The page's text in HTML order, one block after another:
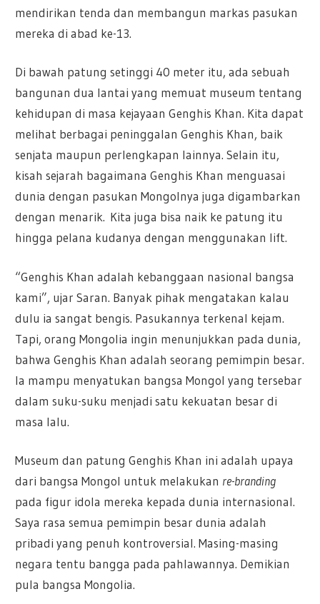
mendirikan tenda dan membangun markas pasukan
mereka di abad ke-13.
Di bawah patung setinggi 40 meter itu, ada sebuah
bangunan dua lantai yang memuat museum tentang
kehidupan di masa kejayaan Genghis Khan. Kita dapat
melihat berbagai peninggalan Genghis Khan, baik
senjata maupun perlengkapan lainnya. Selain itu,
kisah sejarah bagaimana Genghis Khan menguasai
dunia dengan pasukan Mongolnya juga digambarkan
dengan menarik. Kita juga bisa naik ke patung itu
hingga pelana kudanya dengan menggunakan lift.
“Genghis Khan adalah kebanggaan nasional bangsa
kami”, ujar Saran. Banyak pihak mengatakan kalau
dulu ia sangat bengis. Pasukannya terkenal kejam.
Tapi, orang Mongolia ingin menunjukkan pada dunia,
bahwa Genghis Khan adalah seorang pemimpin besar.
Ia mampu menyatukan bangsa Mongol yang tersebar
dalam suku-suku menjadi satu kekuatan besar di
masa lalu.
Museum dan patung Genghis Khan ini adalah upaya
dari bangsa Mongol untuk melakukan re-branding
pada figur idola mereka kepada dunia internasional.
Saya rasa semua pemimpin besar dunia adalah
pribadi yang penuh kontroversial. Masing-masing
negara tentu bangga pada pahlawannya. Demikian
pula bangsa Mongolia.